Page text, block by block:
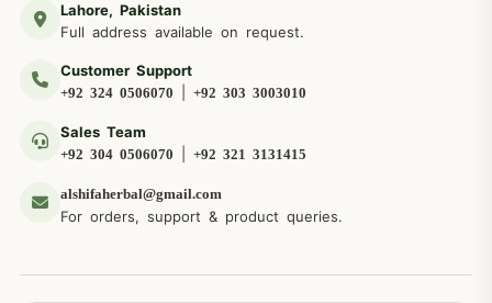
Lahore, Pakistan
Full address available on request.
Customer Support
+92 324 0506070 +92 303 3003010
Sales Team
+92 304 0506070 +92 321 3131415
alshifaherbal@gmail.com
For orders, support & product queries.